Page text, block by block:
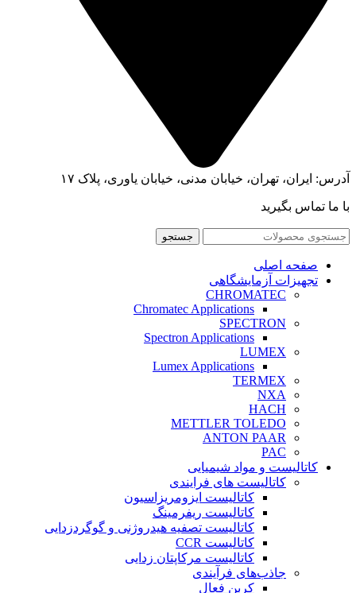
آدرس: ایران، تهران، خیابان مدنی، خیابان یاوری، پلاک ۱۷
با ما تماس بگیرید
جستجو
صفحه اصلی
تجهیزات آزمایشگاهی
CHROMATEC
Chromatec Applications
SPECTRON
Spectron Applications
LUMEX
Lumex Applications
TERMEX
NXA
HACH
METTLER TOLEDO
ANTON PAAR
PAC
کاتالیست و مواد شیمیایی
کاتالیست های فرایندی
کاتالیست ایزومریزاسیون
کاتالیست ریفرمینگ
کاتالیست تصفیه هیدروژنی و گوگردزدایی
کاتالیست CCR
کاتالیست مرکاپتان زدایی
جاذب‌های فرآیندی
کربن فعال